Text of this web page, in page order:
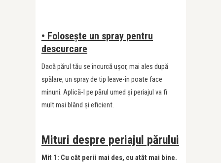
• Folosește un spray pentru
descurcare
Dacă părul tău se încurcă ușor, mai ales după
spălare, un spray de tip leave-in poate face
minuni. Aplică-l pe părul umed și periajul va fi
mult mai blând și eficient.
Mituri despre periajul părului
Mit 1: Cu cât perii mai des, cu atât mai bine.